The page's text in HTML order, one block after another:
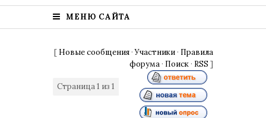
МЕНЮ САЙТА
[ Новые сообщения ·Участники · Правила
форума · Поиск · RSS ]
Страница1 из 1